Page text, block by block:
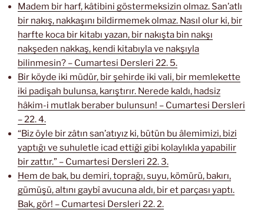
Madem bir harf, kâtibini göstermeksizin olmaz. San’atlı
bir nakış, nakkaşını bildirmemek olmaz. Nasıl olur ki, bir
harfte koca bir kitabı yazan, bir nakışta bin nakşı
nakşeden nakkaş, kendi kitabıyla ve nakşıyla
bilinmesin? – Cumartesi Dersleri 22. 5.
Bir köyde iki müdür, bir şehirde iki vali, bir memlekette
iki padişah bulunsa, karıştırır. Nerede kaldı, hadsiz
hâkim-i mutlak beraber bulunsun! – Cumartesi Dersleri
– 22. 4.
“Biz öyle bir zâtın san’atıyız ki, bütün bu âlemimizi, bizi
yaptığı ve suhuletle icad ettiği gibi kolaylıkla yapabilir
bir zattır.” – Cumartesi Dersleri 22. 3.
Hem de bak, bu demiri, toprağı, suyu, kömürü, bakırı,
gümüşü, altını gaybî avucuna aldı, bir et parçası yaptı.
Bak, gör! – Cumartesi Dersleri 22. 2.